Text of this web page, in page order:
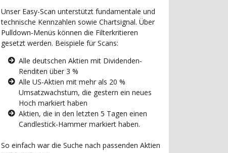
Unser Easy-Scan unterstützt fundamentale und
technische Kennzahlen sowie Chartsignal. Über
Pulldown-Menüs können die Filterkritieren
gesetzt werden. Beispiele für Scans:
Alle deutschen Aktien mit Dividenden-
Renditen über 3 %
Alle US-Aktien mit mehr als 20 %
Umsatzwachstum, die gestern ein neues
Hoch markiert haben
Aktien, die in den letzten 5 Tagen einen
Candlestick-Hammer markiert haben.
So einfach war die Suche nach passenden Aktien